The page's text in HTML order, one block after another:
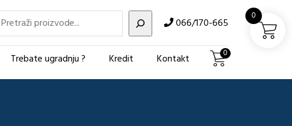
Pretraži 066/170-665
Trebate ugradnju ? Kredit Kontakt 0
0